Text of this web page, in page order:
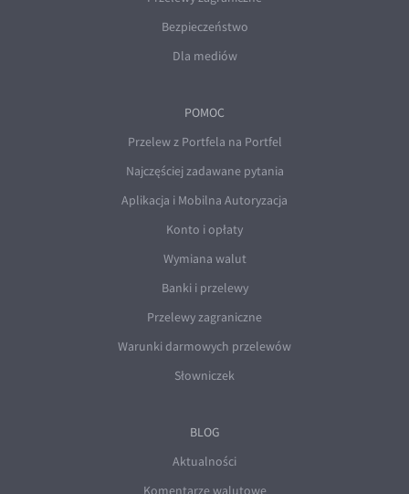
Bezpieczeństwo
Dla mediów
POMOC
Przelew z Portfela na Portfel
Najczęściej zadawane pytania
Aplikacja i Mobilna Autoryzacja
Konto i opłaty
Wymiana walut
Banki i przelewy
Przelewy zagraniczne
Warunki darmowych przelewów
Słowniczek
BLOG
Aktualności
Komentarze walutowe